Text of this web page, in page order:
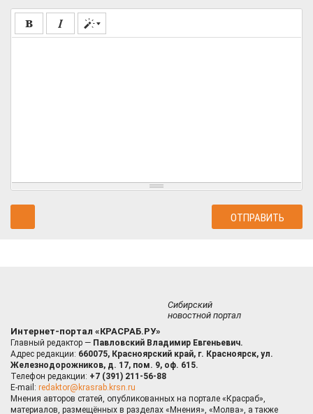
Сибирский
новостной портал
Интернет-портал «КРАСРАБ.РУ»
Главный редактор — Павловский Владимир Евгеньевич.
Адрес редакции: 660075, Красноярский край, г. Красноярск, ул.
Железнодорожников, д. 17, пом. 9, оф. 615.
Телефон редакции: +7 (391) 211-56-88
E-mail: redaktor@krasrab.krsn.ru
Мнения авторов статей, опубликованных на портале «Красраб»,
материалов, размещённых в разделах «Мнения», «Молва», а также